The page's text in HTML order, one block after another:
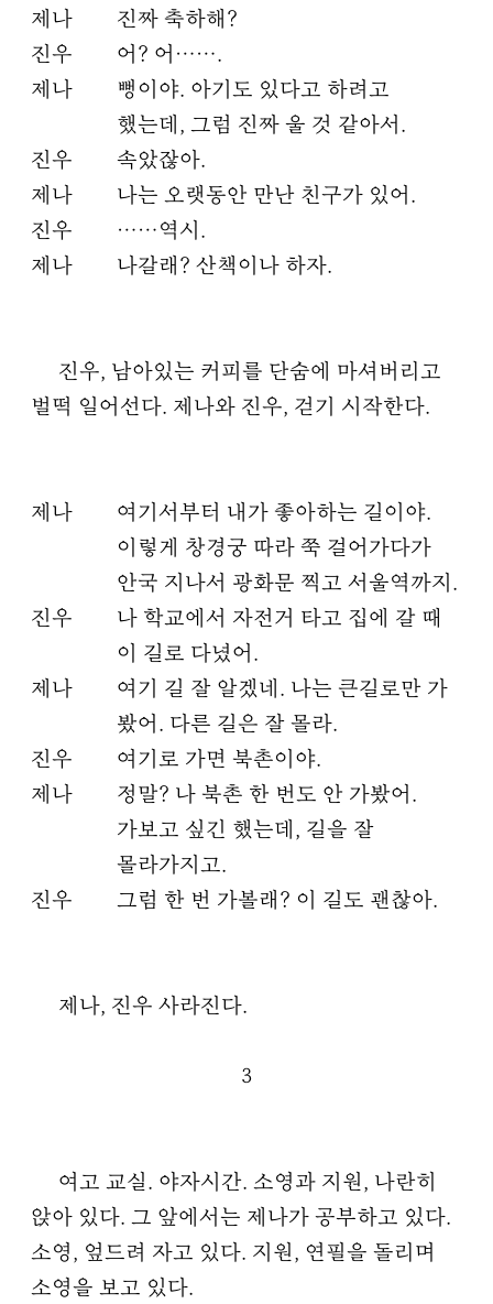
제나
진짜 축하해?
진우
어? 어…….
제나
뻥이야. 아기도 있다고 하려고
했는데, 그럼 진짜 울 것 같아서.
진우
속았잖아.
제나
나는 오랫동안 만난 친구가 있어.
진우
……역시.
제나
나갈래? 산책이나 하자.
진우, 남아있는 커피를 단숨에 마셔버리고
벌떡 일어선다. 제나와 진우, 걷기 시작한다.
제나
여기서부터 내가 좋아하는 길이야.
이렇게 창경궁 따라 쭉 걸어가다가
안국 지나서 광화문 찍고 서울역까지.
진우
나 학교에서 자전거 타고 집에 갈 때
이 길로 다녔어.
제나
여기 길 잘 알겠네. 나는 큰길로만 가
봤어. 다른 길은 잘 몰라.
진우
여기로 가면 북촌이야.
제나
정말? 나 북촌 한 번도 안 가봤어.
가보고 싶긴 했는데, 길을 잘
몰라가지고.
진우
그럼 한 번 가볼래? 이 길도 괜찮아.
제나, 진우 사라진다.
3
여고 교실. 야자시간. 소영과 지원, 나란히
앉아 있다. 그 앞에서는 제나가 공부하고 있다.
소영, 엎드려 자고 있다. 지원, 연필을 돌리며
소영을 보고 있다.